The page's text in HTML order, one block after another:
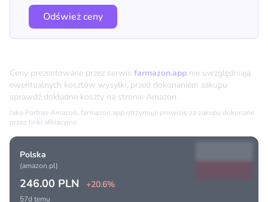
Odśwież ceny
Ceny prezentowane przez serwis farmazon.app nie uwzględniają
ewentualnych kosztów wysyłki, przed dokonaniem zakupu
sprawdź dokładne koszty na stronie Amazon.
Jako Partner Amazon, farmazon.app otrzymuje prowizję za zakupy dokonane
przez linki afiliacyjne.
Polska
(amazon.pl)
246.00 PLN +20.6%
57d temu